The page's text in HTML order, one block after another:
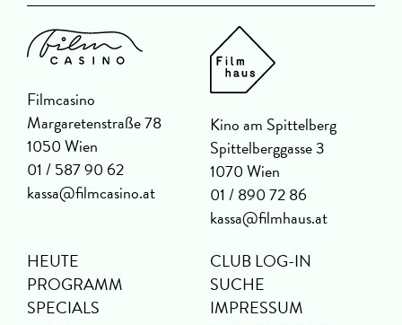
Filmcasino
Margaretenstraße 78
1050 Wien
01 / 587 90 62
kassa@filmcasino.at
Kino am Spittelberg
Spittelberggasse 3
1070 Wien
01 / 890 72 86
kassa@filmhaus.at
HEUTE
PROGRAMM
SPECIALS
CLUB LOG-IN
SUCHE
IMPRESSUM